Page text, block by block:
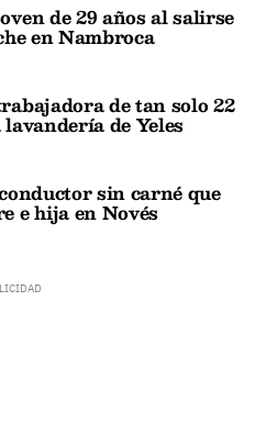
de 29 años al salirse
en Nambroca
de tan solo 22
de Yeles
sin carné que
e hija en Novés